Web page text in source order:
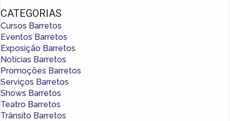
CATEGORIAS
Cursos Barretos
Eventos Barretos
Exposição Barretos
Notícias Barretos
Promoções Barretos
Serviços Barretos
Shows Barretos
Teatro Barretos
Trânsito Barretos